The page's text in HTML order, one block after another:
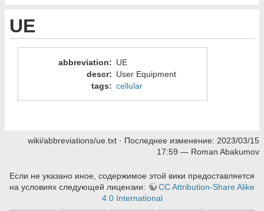
UE
abbreviation: UE
descr: User Equipment
tags: cellular
wiki/abbreviations/ue.txt · Последнее изменение: 2023/03/15
17:59 — Roman Abakumov
Если не указано иное, содержимое этой вики предоставляется
на условиях следующей лицензии:
CC Attribution-Share Alike
4.0 International